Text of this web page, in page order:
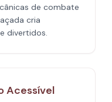
de combate
cria
divertidos.
Acessível